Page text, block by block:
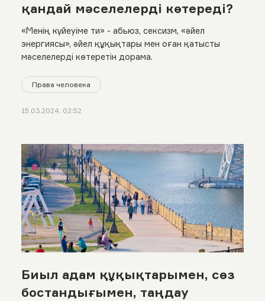
қандай мәселелерді көтереді?
«Менің күйеуіме ти» - aбьюз, сексизм, «әйел
энергиясы», әйел құқықтары мен оған қатысты
мәселелерді көтеретін дорама.
Права человека
15.03.2024, 02:52
Биыл адам құқықтарымен, сөз
бостандығымен, таңдау